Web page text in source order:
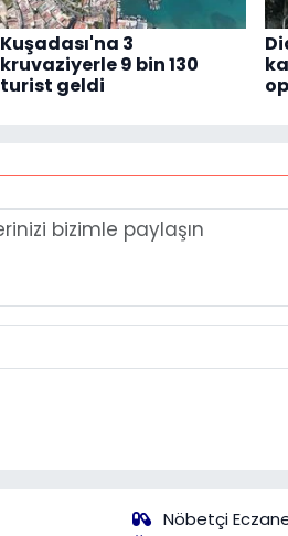
Kuşadası'na 3
kruvaziyerle 9 bin 130
turist geldi
Nöbetçi